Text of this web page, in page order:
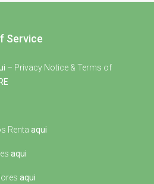
Service
– Privacy Notice & Terms of
Renta aqui
aqui
aqui